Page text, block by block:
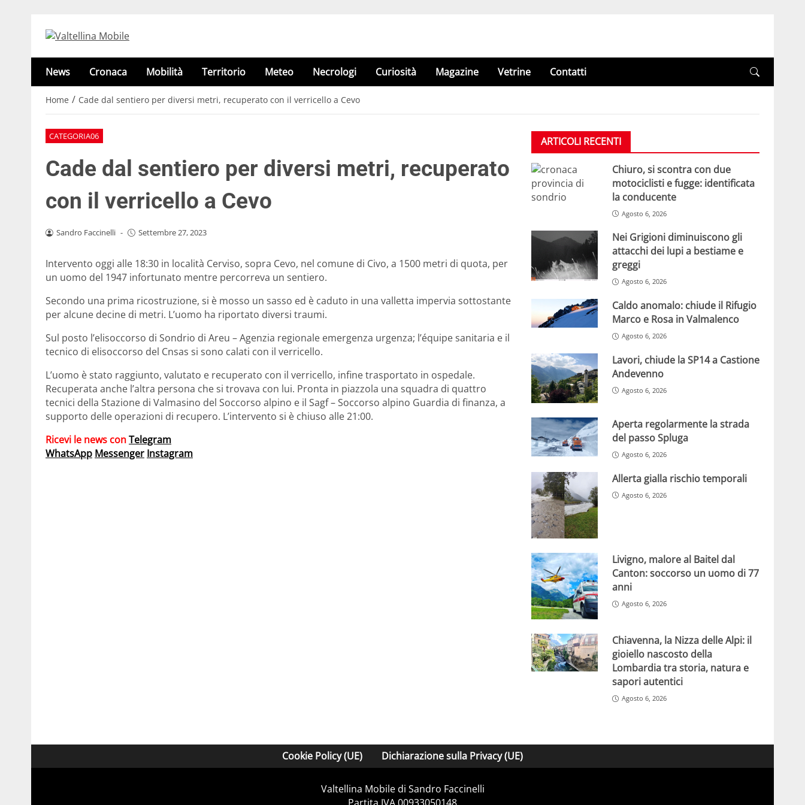
News Cronaca Mobilità Territorio Meteo Necrologi Curiosità Magazine Vetrine Contatti
Home / Cade dal sentiero per diversi metri, recuperato con il verricello a Cevo
CATEGORIA06
Cade dal sentiero per diversi metri, recuperato
con il verricello a Cevo
Sandro Faccinelli - Settembre 27, 2023
Intervento oggi alle 18:30 in località Cerviso, sopra Cevo, nel comune di Civo, a 1500 metri di quota, per
un uomo del 1947 infortunato mentre percorreva un sentiero.
Secondo una prima ricostruzione, si è mosso un sasso ed è caduto in una valletta impervia sottostante
per alcune decine di metri. L’uomo ha riportato diversi traumi.
Sul posto l’elisoccorso di Sondrio di Areu – Agenzia regionale emergenza urgenza; l’équipe sanitaria e il
tecnico di elisoccorso del Cnsas si sono calati con il verricello.
L’uomo è stato raggiunto, valutato e recuperato con il verricello, infine trasportato in ospedale.
Recuperata anche l’altra persona che si trovava con lui. Pronta in piazzola una squadra di quattro
tecnici della Stazione di Valmasino del Soccorso alpino e il Sagf – Soccorso alpino Guardia di finanza, a
supporto delle operazioni di recupero. L’intervento si è chiuso alle 21:00.
Ricevi le news conTelegram
WhatsApp Messenger Instagram
ARTICOLI RECENTI
Chiuro, si scontra con due
motociclisti e fugge: identificata
la conducente
Agosto 6, 2026
Nei Grigioni diminuiscono gli
attacchi dei lupi a bestiame e
greggi
Agosto 6, 2026
Caldo anomalo: chiude il Rifugio
Marco e Rosa in Valmalenco
Agosto 6, 2026
Lavori, chiude la SP14 a Castione
Andevenno
Agosto 6, 2026
Aperta regolarmente la strada
del passo Spluga
Agosto 6, 2026
Allerta gialla rischio temporali
Agosto 6, 2026
Livigno, malore al Baitel dal
Canton: soccorso un uomo di 77
anni
Agosto 6, 2026
Chiavenna, la Nizza delle Alpi: il
gioiello nascosto della
Lombardia tra storia, natura e
sapori autentici
Agosto 6, 2026
Cookie Policy (UE) Dichiarazione sulla Privacy (UE)
Valtellina Mobile di Sandro Faccinelli